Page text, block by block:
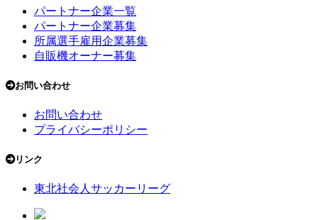
パートナー企業一覧
パートナー企業募集
所属選手雇用企業募集
自販機オーナー募集
お問い合わせ
お問い合わせ
プライバシーポリシー
リンク
東北社会人サッカーリーグ